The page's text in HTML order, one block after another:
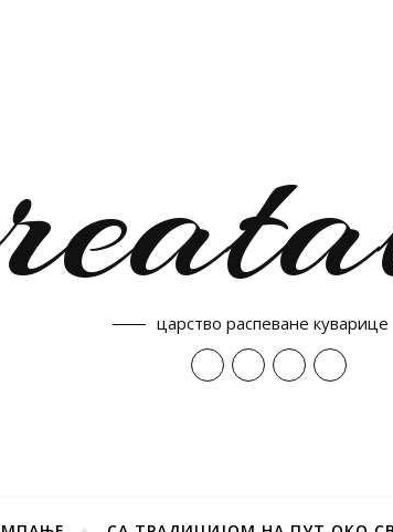
царство распеване куварице